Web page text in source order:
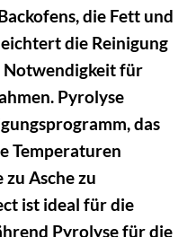
die Fett und
die Reinigung
Notwendigkeit für
Pyrolyse
das
Temperaturen
Asche zu
ist ideal für die
Pyrolyse für die